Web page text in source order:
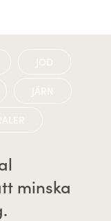
JOD
JÄRN
minska